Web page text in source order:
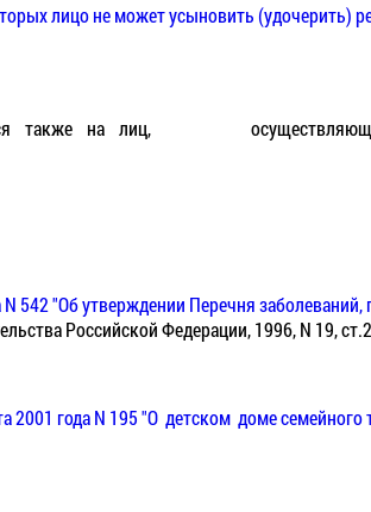
лицо не может усыновить (удочерить)
также на лиц, осуществляющих
542 "Об утверждении Перечнязаболеваний,
Российской Федерации, 1996, N 19,
2001 года N 195 "О детском домесемейного